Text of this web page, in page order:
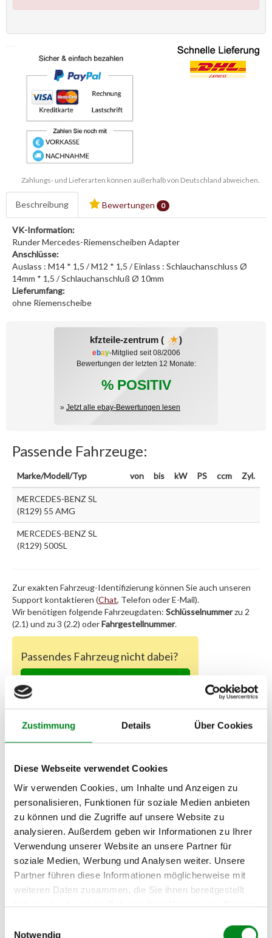
Zustimmung Details Über Cookies
Diese Webseite verwendet Cookies
Wir verwenden Cookies, um Inhalte und Anzeigen zu
personalisieren, Funktionen für soziale Medien anbieten
zu können und die Zugriffe auf unsere Website zu
analysieren. Außerdem geben wir Informationen zu Ihrer
Verwendung unserer Website an unsere Partner für
soziale Medien, Werbung und Analysen weiter. Unsere
Partner führen diese Informationen möglicherweise mit
weiteren Daten zusammen, die Sie ihnen bereitgestellt
haben oder die sie im Rahmen Ihrer Nutzung der Dienste
Notwendig
Zahlungs- und Lieferarten können außerhalb von Deutschland abweichen.
Beschreibung Bewertungen 0
VK-Information:
Runder Mercedes-Riemenscheiben Adapter
Anschlüsse:
Auslass : M14 * 1,5 / M12 * 1,5 / Einlass : Schlauchanschluss Ø
14mm * 1,5 / Schlauchanschluß Ø 10mm
Lieferumfang:
ohne Riemenscheibe
kfzteile-zentrum ( )
ebay-Mitglied seit 08/2006
Bewertungen der letzten 12 Monate:
% POSITIV
» Jetzt alle ebay-Bewertungen lesen
Passende Fahrzeuge:
Marke/Modell/Typ von bis kW PS ccm Zyl.
MERCEDES-BENZ SL
(R129) 55 AMG
MERCEDES-BENZ SL
(R129) 500SL
Zur exakten Fahrzeug-Identifizierung können Sie auch unseren
Support kontaktieren (Chat, Telefon oder E-Mail).
Wir benötigen folgende Fahrzeugdaten: Schlüsselnummerzu 2
(2.1) und zu 3 (2.2) oderFahrgestellnummer.
Passendes Fahrzeug nicht dabei?
Fahrzeug-Suche für AT-Servopumpen»
Oder einfach
Hersteller/EU Verantwortliche
Hersteller
Unternehmensname:
TMC Turbolader Manufaktur Coesfeld
Adresse:
Am Wasserturm 55, Coesfeld, NRW, 48653, DE
E-Mail:
info@tmc-turbo.de
Telefon:
02541/8483601